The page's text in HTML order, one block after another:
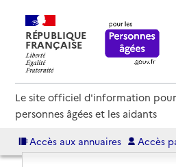
RÉPUBLIQUE
FRANÇAISE
Le site officiel d'information
personnes âgées et les aidants
Accès aux annuaires Accès